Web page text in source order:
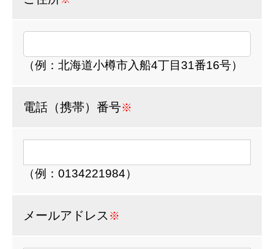
（例：北海道小樽市入船4丁目31番16号）
電話（携帯）番号※
（例：0134221984）
メールアドレス ※